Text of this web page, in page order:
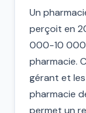
Un
perçoit en
000-10 000
pharmacie.
gérant et les
pharmacie
permet un